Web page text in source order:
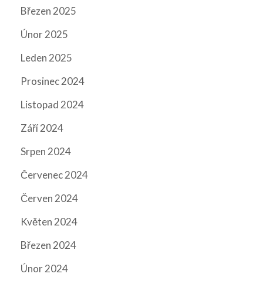
Březen 2025
Únor 2025
Leden 2025
Prosinec 2024
Listopad 2024
Září 2024
Srpen 2024
Červenec 2024
Červen 2024
Květen 2024
Březen 2024
Únor 2024